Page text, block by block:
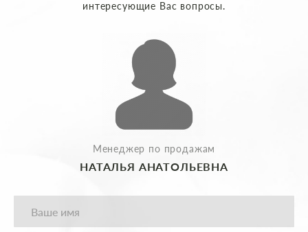
интересующие Вас вопросы.
Менеджер по продажам
НАТАЛЬЯ АНАТОЛЬЕВНА